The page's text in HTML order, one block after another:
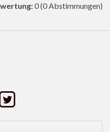
0(0 Abstimmungen)